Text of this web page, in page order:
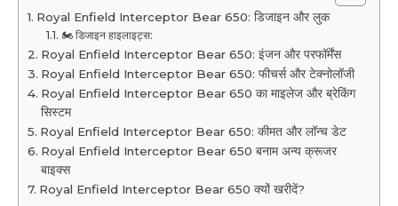
Royal Enfield Interceptor Bear 650: डिजाइन और लुक
🏍 डिजाइन हाइलाइट्स:
Royal Enfield Interceptor Bear 650: इंजन और परफॉर्मेंस
Royal Enfield Interceptor Bear 650: फीचर्स और टेक्नोलॉजी
Royal Enfield Interceptor Bear 650 का माइलेज और ब्रेकिंग
सिस्टम
Royal Enfield Interceptor Bear 650: कीमत और लॉन्च डेट
Royal Enfield Interceptor Bear 650 बनाम अन्य क्रूजर
बाइक्स
Royal Enfield Interceptor Bear 650 क्यों खरीदें?